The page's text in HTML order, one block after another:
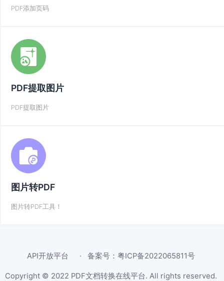
PDF添加页码
PDF提取图片
PDF提取图片
图片转PDF
图片转PDF工具！
API开放平台 备案号：粤ICP备2022065811号
Copyright © 2022 PDF文档转换在线平台. All rights reserved.